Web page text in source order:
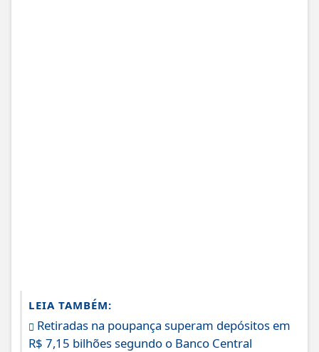
LEIA TAMBÉM:
Retiradas na poupança superam depósitos em
R$ 7,15 bilhões segundo o Banco Central